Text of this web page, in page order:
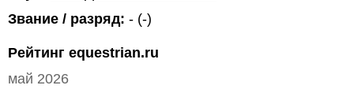
Звание / разряд: - (-)
Рейтинг equestrian.ru
май 2026